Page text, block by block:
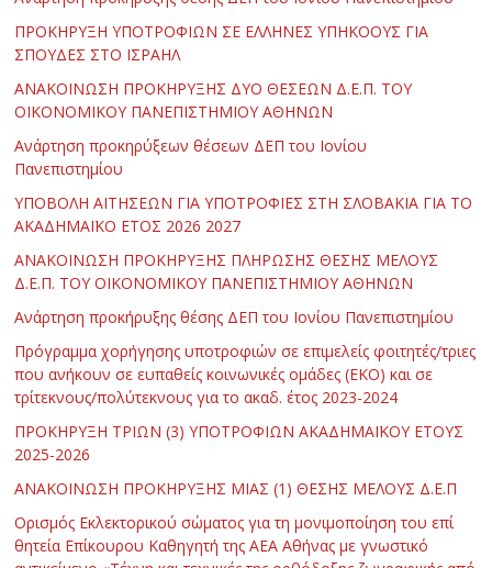
ΠΡΟΚΗΡΥΞΗ ΥΠΟΤΡΟΦΙΩΝ ΣΕ ΕΛΛΗΝΕΣ ΥΠΗΚΟΟΥΣ ΓΙΑ
ΣΠΟΥΔΕΣ ΣΤΟ ΙΣΡΑΗΛ
ΑΝΑΚΟΙΝΩΣΗ ΠΡΟΚΗΡΥΞΗΣ ΔΥΟ ΘΕΣΕΩΝ Δ.Ε.Π. ΤΟΥ
ΟΙΚΟΝΟΜΙΚΟΥ ΠΑΝΕΠΙΣΤΗΜΙΟΥ ΑΘΗΝΩΝ
Ανάρτηση προκηρύξεων θέσεων ΔΕΠ του Ιονίου
Πανεπιστημίου
ΥΠΟΒΟΛΗ ΑΙΤΗΣΕΩΝ ΓΙΑ ΥΠΟΤΡΟΦΙΕΣ ΣΤΗ ΣΛΟΒΑΚΙΑ ΓΙΑ ΤΟ
ΑΚΑΔΗΜΑΪΚΟ ΕΤΟΣ 2026 2027
ΑΝΑΚΟΙΝΩΣΗ ΠΡΟΚΗΡΥΞΗΣ ΠΛΗΡΩΣΗΣ ΘΕΣΗΣ ΜΕΛΟΥΣ
Δ.Ε.Π. ΤΟΥ ΟΙΚΟΝΟΜΙΚΟΥ ΠΑΝΕΠΙΣΤΗΜΙΟΥ ΑΘΗΝΩΝ
Ανάρτηση προκήρυξης θέσης ΔΕΠ του Ιονίου Πανεπιστημίου
Πρόγραμμα χορήγησης υποτροφιών σε επιμελείς φοιτητές/τριες
που ανήκουν σε ευπαθείς κοινωνικές ομάδες (ΕΚΟ) και σε
τρίτεκνους/πολύτεκνους για το ακαδ. έτος 2023-2024
ΠΡΟΚΗΡΥΞΗ ΤΡΙΩΝ (3) ΥΠΟΤΡΟΦΙΩΝ ΑΚΑΔΗΜΑΪΚΟΥ ΕΤΟΥΣ
2025-2026
ΑΝΑΚΟΙΝΩΣΗ ΠΡΟΚΗΡΥΞΗΣ ΜΙΑΣ (1) ΘΕΣΗΣ ΜΕΛΟΥΣ Δ.Ε.Π
Ορισμός Εκλεκτορικού σώματος για τη μονιμοποίηση του επί
θητεία Επίκουρου Καθηγητή της ΑΕΑ Αθήνας με γνωστικό